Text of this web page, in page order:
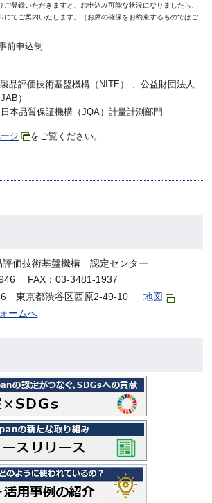
ご登録いただきますと、お申込み可能な状況になりましたら、
にてご案内いたします。（お席の確保をお約束するものではご
前申込制
品評価技術基盤機構（NITE） 、公益財団法人
）
質保証機構（JQA）計量計測部門
ジ をご覧ください。
評価技術基盤機構 認定センター
FAX：03-3481-1937
東京都渋谷区西原2-49-10
地図
ームへ